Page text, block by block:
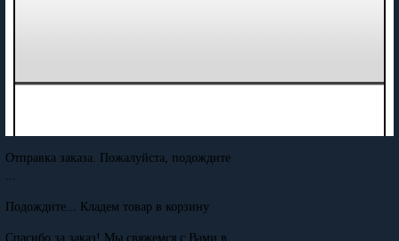
Отправка заказа. Пожалуйста, подождите
...
Подождите... Кладем товар в корзину
Спасибо за заказ! Мы свяжемся с Вами в